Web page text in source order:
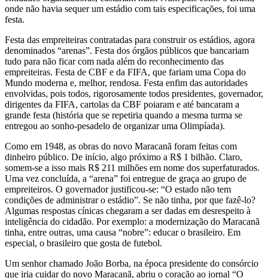
onde não havia sequer um estádio com tais especificações, foi uma
festa.
Festa das empreiteiras contratadas para construir os estádios, agora
denominados “arenas”. Festa dos órgãos públicos que bancariam
tudo para não ficar com nada além do reconhecimento das
empreiteiras. Festa de CBF e da FIFA, que fariam uma Copa do
Mundo moderna e, melhor, rendosa. Festa enfim das autoridades
envolvidas, pois todos, rigorosamente todos presidentes, governador,
dirigentes da FIFA, cartolas da CBF poiaram e até bancaram a
grande festa (história que se repetiria quando a mesma turma se
entregou ao sonho-pesadelo de organizar uma Olimpíada).
Como em 1948, as obras do novo Maracanã foram feitas com
dinheiro público. De início, algo próximo a R$ 1 bilhão. Claro,
somem-se a isso mais R$ 211 milhões em nome dos superfaturados.
Uma vez concluída, a “arena” foi entregue de graça ao grupo de
empreiteiros. O governador justificou-se: “O estado não tem
condições de administrar o estádio”. Se não tinha, por que fazê-lo?
Algumas respostas cínicas chegaram a ser dadas em desrespeito à
inteligência do cidadão. Por exemplo: a modernização do Maracanã
tinha, entre outras, uma causa “nobre”: educar o brasileiro. Em
especial, o brasileiro que gosta de futebol.
Um senhor chamado João Borba, na época presidente do consórcio
que iria cuidar do novo Maracanã, abriu o coração ao jornal “O